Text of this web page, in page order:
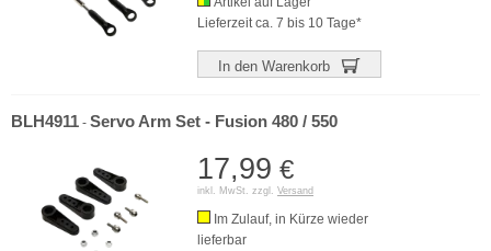
Lieferzeit ca. 7 bis 10 Tage*
In den Warenkorb
BLH4911 - Servo Arm Set - Fusion 480 / 550
17,99 €
inkl. MwSt. zzgl. Versand
Im Zulauf, in Kürze wieder
lieferbar